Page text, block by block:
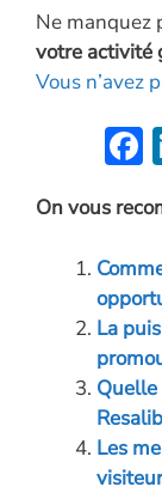
Ne manquez
votre activité
Vous n’avez
On vous
La
Quelle
Les